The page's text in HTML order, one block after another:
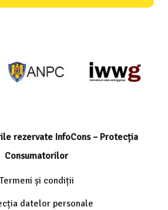
rezervate InfoCons – Protecția
Consumatorilor
Termeni și condiții
datelor personale